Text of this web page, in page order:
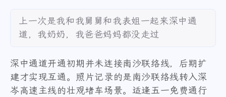
上一次是我和我舅舅和我表姐一起来深中通
道，我奶奶，我爸爸妈妈都没走过
深中通道开通初期并未连接南沙联络线，后期扩
建才实现互通。照片记录的是南沙联络线转入深
岑高速主线的壮观堵车场景。适逢五一免费通行